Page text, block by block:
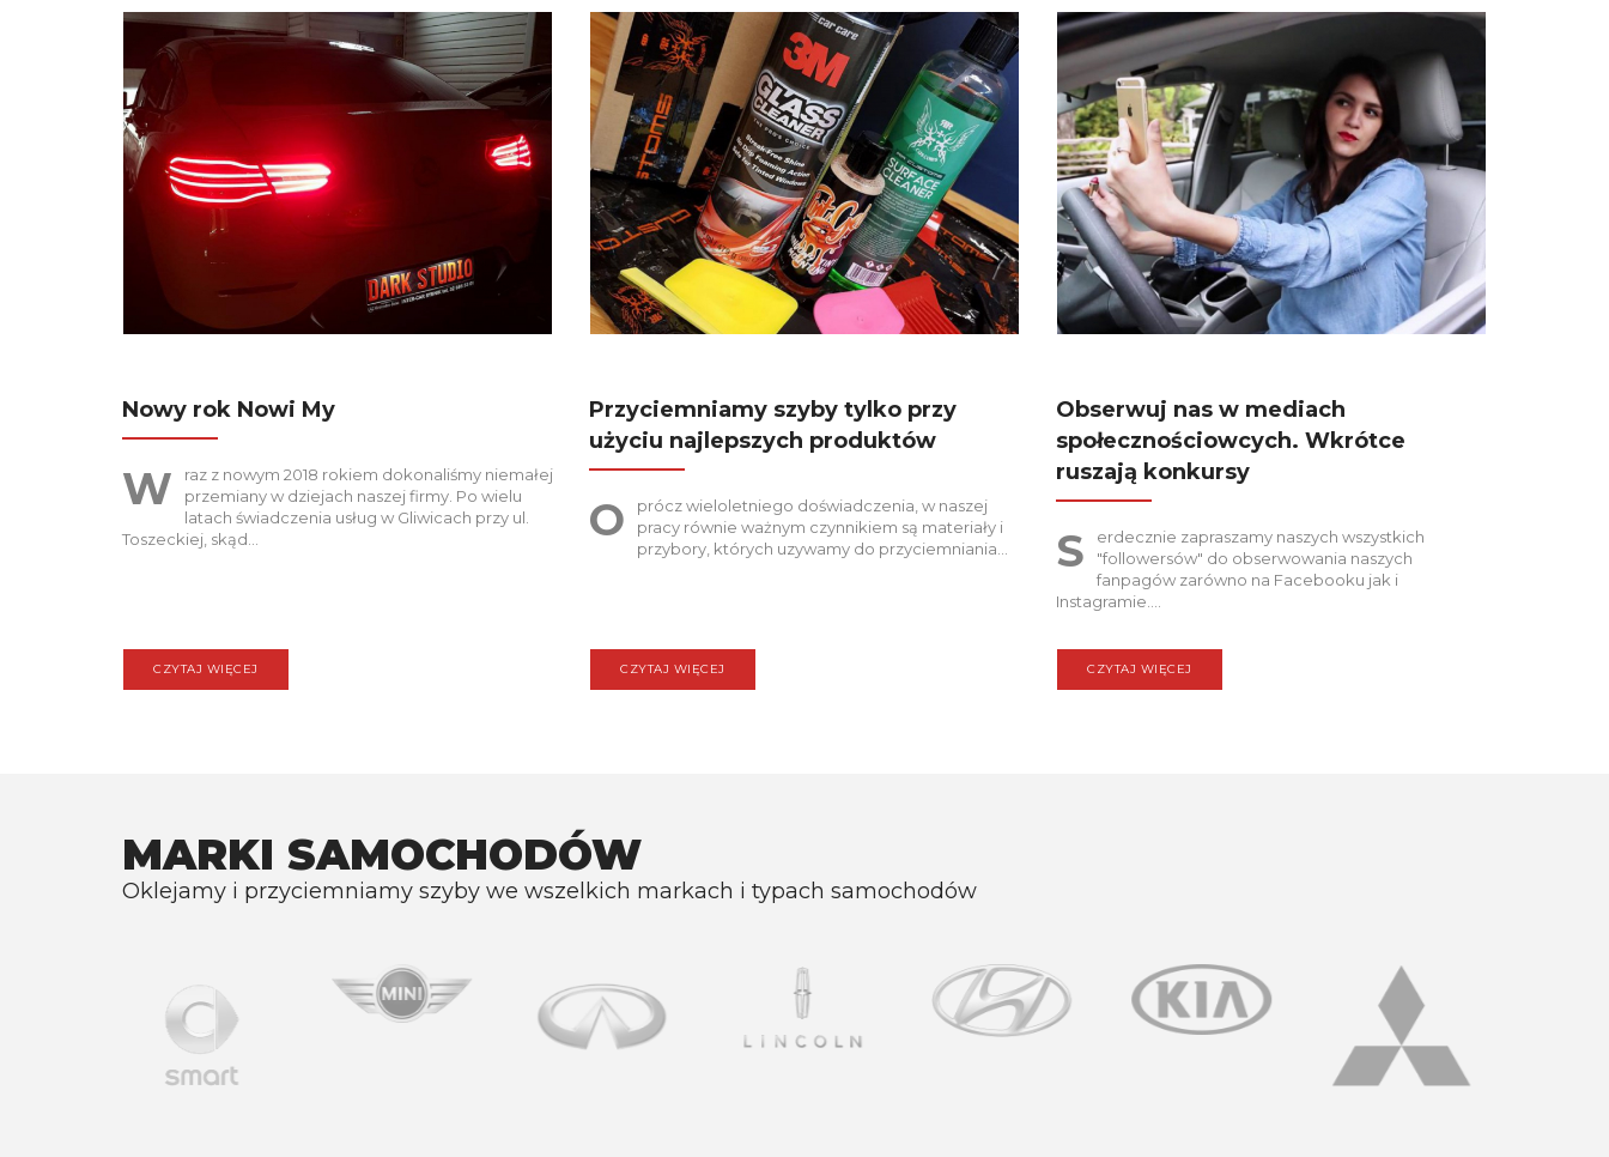
Nowy rok Nowi My
W
raz z nowym 2018 rokiem dokonaliśmy niemałej
przemiany w dziejach naszej firmy. Po wielu
latach świadczenia usług w Gliwicach przy ul.
Toszeckiej, skąd…
CZYTAJ WIĘCEJ
Przyciemniamy szyby tylko przy
użyciu najlepszych produktów
O
prócz wieloletniego doświadczenia, w naszej
pracy równie ważnym czynnikiem są materiały i
przybory, których uzywamy do przyciemniania…
CZYTAJ WIĘCEJ
Obserwuj nas w mediach
społecznościowcych. Wkrótce
ruszają konkursy
S
erdecznie zapraszamy naszych wszystkich
"followersów" do obserwowania naszych
fanpagów zarówno na Facebooku jak i
Instagramie.…
CZYTAJ WIĘCEJ
MARKI SAMOCHODÓW
Oklejamy i przyciemniamy szyby we wszelkich markach i typach samochodów